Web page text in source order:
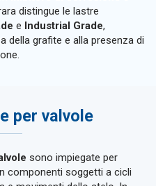
distingue le lastre
e Industrial Grade,
della grafite e alla presenza di
per valvole
sono impiegate per
componenti soggetti a cicli